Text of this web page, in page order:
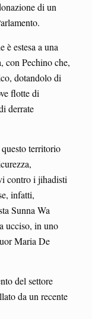
di un
estesa a una
con Pechino che,
dotandolo di
flotte di
derrate
territorio
contro i jihadisti
infatti,
Sunna Wa
ucciso, in uno
Maria De
del settore
da un recente